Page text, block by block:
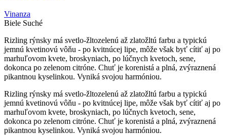
Vinanza
Biele Suché
Rizling rýnsky má svetlo-žltozelenú až zlatožltú farbu a typickú
jemnú kvetinovú vôňu - po kvitnúcej lipe, môže však byť cítiť aj po
marhuľovom kvete, broskyniach, po lúčnych kvetoch, sene,
dokonca po zelenom citróne. Chuť je korenistá a plná, zvýraznená
pikantnou kyselinkou. Vyniká svojou harmóniou.
Rizling rýnsky má svetlo-žltozelenú až zlatožltú farbu a typickú
jemnú kvetinovú vôňu - po kvitnúcej lipe, môže však byť cítiť aj po
marhuľovom kvete, broskyniach, po lúčnych kvetoch, sene,
dokonca po zelenom citróne. Chuť je korenistá a plná, zvýraznená
pikantnou kyselinkou. Vyniká svojou harmóniou.